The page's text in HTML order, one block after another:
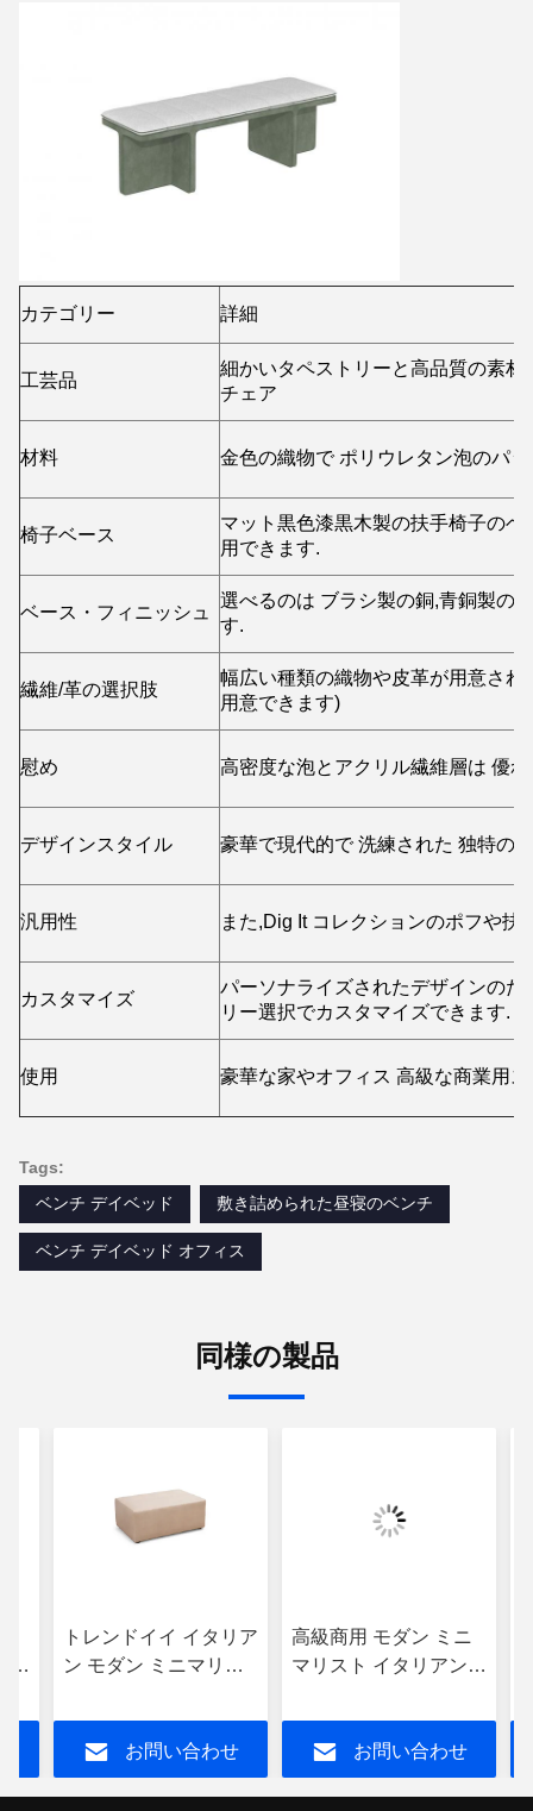
カテゴリー 詳細
工芸品
細かいタペストリーと高品質の素
チェア
材料 金色の織物で ポリウレタン泡のパ
椅子ベース
マット黒色漆黒木製の扶手椅子の
用できます.
ベース・フィニッシュ
選べるのは ブラシ製の銅,青銅製の
す.
繊維/革の選択肢
幅広い種類の織物や皮革が用意さ
用意できます)
慰め 高密度な泡とアクリル繊維層は 優
デザインスタイル 豪華で現代的で 洗練された 独特の
汎用性 また,Dig It コレクションのポフや扶
カスタマイズ
パーソナライズされたデザインの
リー選択でカスタマイズできます.
使用 豪華な家やオフィス 高級な商業用
Tags:
ベンチ デイベッド
敷き詰められた昼寝のベンチ
ベンチ デイベッド オフィス
同様の製品
トレンドイイ イタリア
ン モダン ミニマリス
イベッド ベンチ
お問い合わせ
高級商用 モダン ミニ
マリスト イタリアン
ッド
お問い合わせ